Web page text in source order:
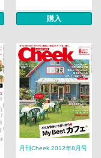
購入
月刊Cheek 2012年8月号